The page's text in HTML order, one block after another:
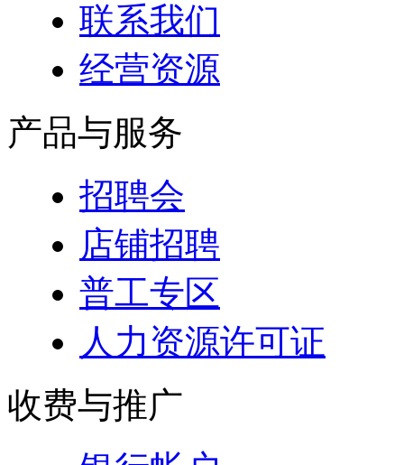
联系我们
经营资源
产品与服务
招聘会
店铺招聘
普工专区
人力资源许可证
收费与推广